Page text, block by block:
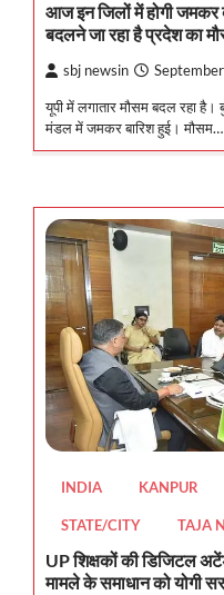
आज इन जिलों में होगी जमकर
बदलने जा रहा है प्रदेश का
sbj newsin
यूपी में लगातार मौसम बदल रहा
मंडल में जमकर बारिश हुई। मौसम…
INDIA KANPUR
STATE/CITY TAJA
UP शिक्षकों की डिजिटल
मामले के समाधान को योगी